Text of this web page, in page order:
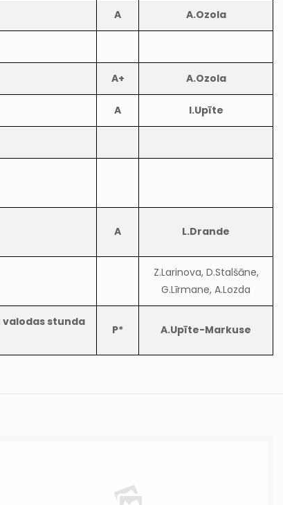
A A.Ozola
A+ A.Ozola
A I.Upīte
A L.Drande
Z.Larinova, D.Stalšāne,
G.Līrmane, A.Lozda
valodas stunda
P* A.Upīte-Markuse